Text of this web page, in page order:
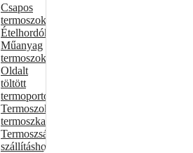
Csapos
termoszok
Ételhordók
Műanyag
termoszok
Oldalt
töltött
termoportok
Termoszok,
termoszkannák
Termoszsákok
szállításhoz